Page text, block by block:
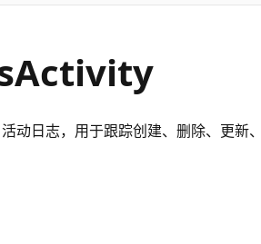
日志，用于跟踪创建、删除、更新